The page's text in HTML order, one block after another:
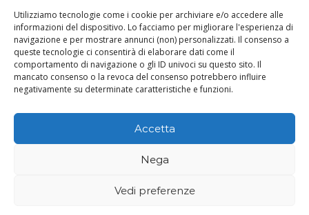
Utilizziamo tecnologie come i cookie per archiviare e/o accedere alle
informazioni del dispositivo. Lo facciamo per migliorare l'esperienza di
navigazione e per mostrare annunci (non) personalizzati. Il consenso a
queste tecnologie ci consentirà di elaborare dati come il
comportamento di navigazione o gli ID univoci su questo sito. Il
mancato consenso o la revoca del consenso potrebbero influire
negativamente su determinate caratteristiche e funzioni.
Accetta
Nega
Vedi preferenze
Giovedì
08:00-12:00 14:00-18:30
Venerdì
08:00-12:00 14:00-18:30
Sabato
08:00-12:00
Rossoxweb